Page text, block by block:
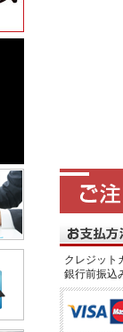
クレジッ
銀行前振込